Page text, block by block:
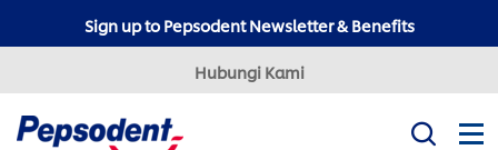
Sign up to Pepsodent Newsletter & Benefits
Hubungi Kami